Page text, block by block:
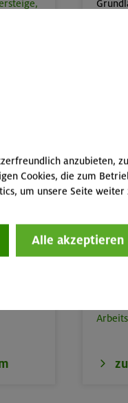
6 bis
Spezial
anzubieten, zu
Cookies, die zum
um unsere Seite weiter
Alle akzeptieren